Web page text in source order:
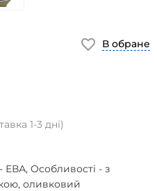
1-3 дні)
ЕВА, Особливості - з
оливковий
В обране